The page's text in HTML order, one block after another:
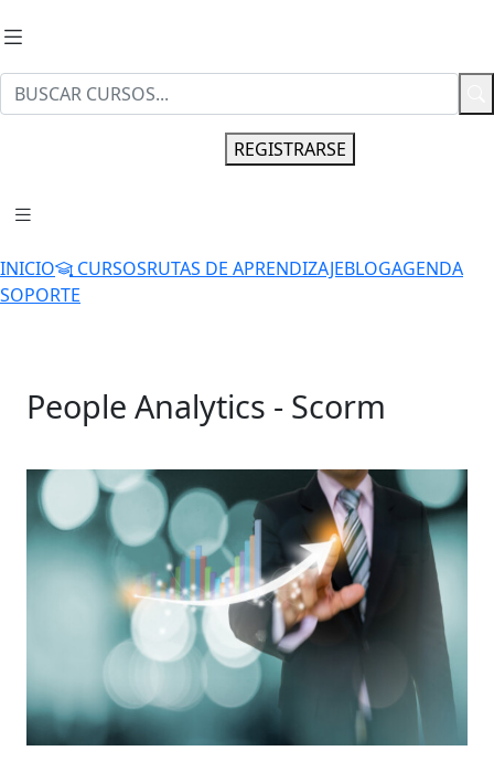
REGISTRARSE
INICIO CURSOSRUTAS DE APRENDIZAJEBLOGAGENDA
SOPORTE
People Analytics - Scorm